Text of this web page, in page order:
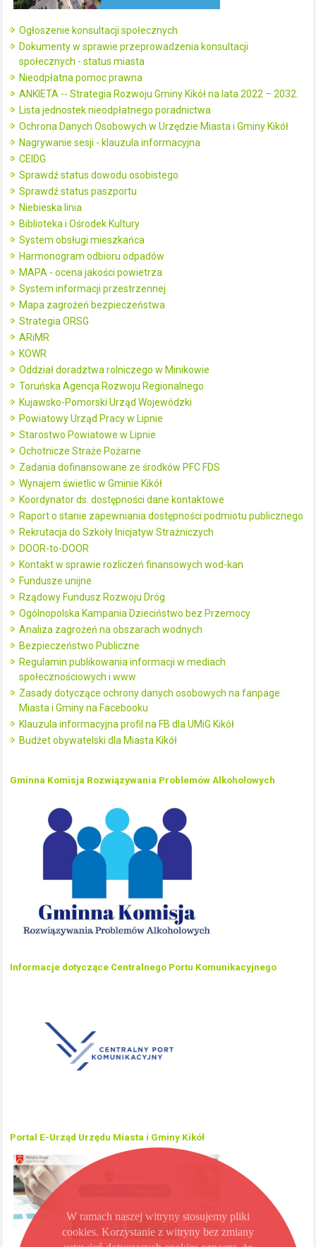
Ogłoszenie konsultacji społecznych
Dokumenty w sprawie przeprowadzenia konsultacji
społecznych - status miasta
Nieodpłatna pomoc prawna
ANKIETA -- Strategia Rozwoju Gminy Kikół na lata 2022 – 2032.
Lista jednostek nieodpłatnego poradnictwa
Ochrona Danych Osobowych w Urzędzie Miasta i Gminy Kikół
Nagrywanie sesji - klauzula informacyjna
CEIDG
Sprawdź status dowodu osobistego
Sprawdź status paszportu
Niebieska linia
Biblioteka i Ośrodek Kultury
System obsługi mieszkańca
Harmonogram odbioru odpadów
MAPA - ocena jakości powietrza
System informacji przestrzennej
Mapa zagrożeń bezpieczeństwa
Strategia ORSG
ARiMR
KOWR
Oddział doradztwa rolniczego w Minikowie
Toruńska Agencja Rozwoju Regionalnego
Kujawsko-Pomorski Urząd Wojewódzki
Powiatowy Urząd Pracy w Lipnie
Starostwo Powiatowe w Lipnie
Ochotnicze Straże Pożarne
Zadania dofinansowane ze środków PFC FDS
Wynajem świetlic w Gminie Kikół
Koordynator ds. dostępności dane kontaktowe
Raport o stanie zapewniania dostępności podmiotu publicznego
Rekrutacja do Szkoły Inicjatyw Strażniczych
DOOR-to-DOOR
Kontakt w sprawie rozliczeń finansowych wod-kan
Fundusze unijne
Rządowy Fundusz Rozwoju Dróg
Ogólnopolska Kampania Dzieciństwo bez Przemocy
Analiza zagrożeń na obszarach wodnych
Bezpieczeństwo Publiczne
Regulamin publikowania informacji w mediach
społecznościowych i www
Zasady dotyczące ochrony danych osobowych na fanpage
Miasta i Gminy na Facebooku
Klauzula informacyjna profil na FB dla UMiG Kikół
Budżet obywatelski dla Miasta Kikół
Gminna Komisja Rozwiązywania Problemów Alkoholowych
Informacje dotyczące Centralnego Portu Komunikacyjnego
Portal E-Urząd Urzędu Miasta i Gminy Kikół
W ramach naszej witryny stosujemy pliki
cookies. Korzystanie z witryny bez zmiany